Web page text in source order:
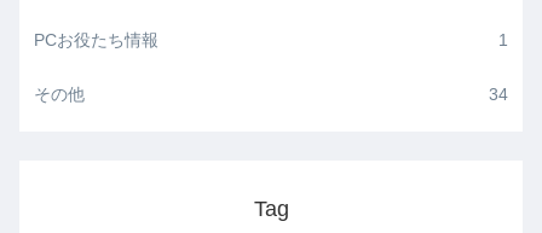
PCお役たち情報 1
その他 34
Tag